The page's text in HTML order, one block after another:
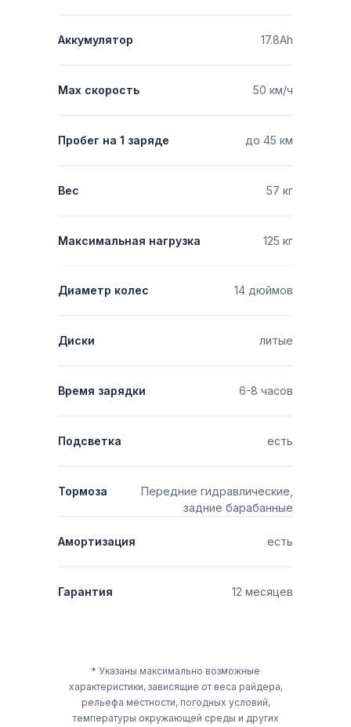
17.8Ah
Аккумулятор
50 км/ч
Мах скорость
до 45 км
Пробег на 1 заряде
Вес
Максимальная нагрузка
57 кг
125 кг
14 дюймов
Диаметр колес
литые
Диски
6-8 часов
Время зарядки
есть
Подсветка
Передние гидравлические,
задние барабанные
Тормоза
Амортизация
Гарантия
есть
12 месяцев
* Указаны максимально возможные
характеристики, зависящие от веса райдера,
рельефа местности, погодных условий,
температуры окружающей среды и других